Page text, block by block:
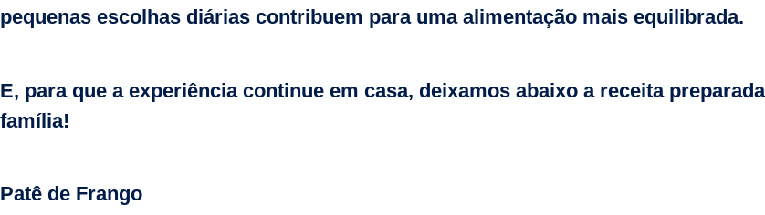
pequenas escolhas diárias contribuem para uma alimentação mais equilibrada.
E, para que a experiência continue em casa, deixamos abaixo a receita
família!
Patê de Frango